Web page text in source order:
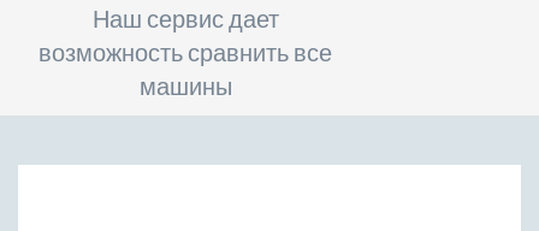
Наш сервис дает
возможность сравнить все
машины